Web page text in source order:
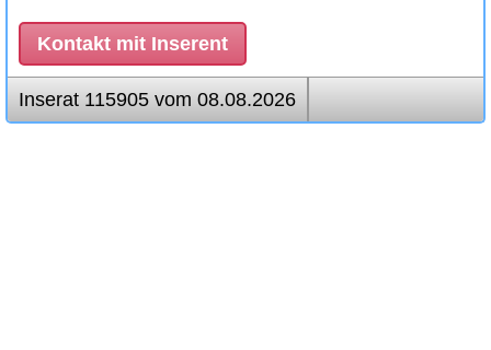
Kontakt mit Inserent
Inserat 115905 vom 08.08.2026